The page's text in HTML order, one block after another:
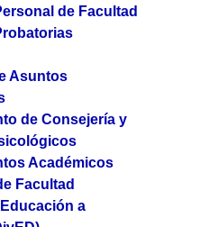
de Facultad
Asuntos
de Consejería y
Académicos
Facultad
a